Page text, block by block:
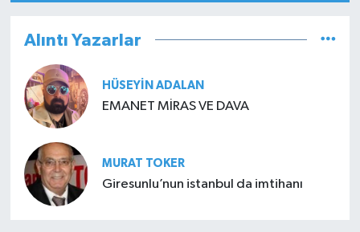
Alıntı Yazarlar
HÜSEYIN ADALAN
EMANET MİRAS VE DAVA
MURAT TOKER
Giresunlu’nun istanbul da imtihanı